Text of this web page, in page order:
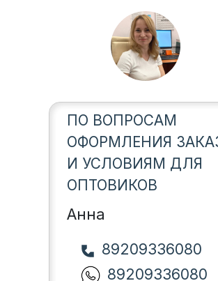
ПО ВОПРОСАМ
ОФОРМЛЕНИЯ
И УСЛОВИЯМ ДЛЯ
ОПТОВИКОВ
Анна
89209336080
89209336080